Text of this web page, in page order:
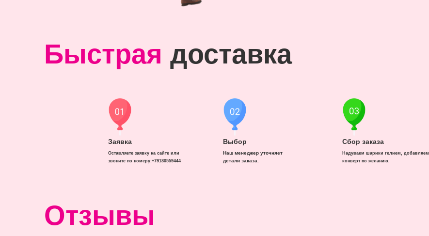
Быстрая доставка
Сбор заказа
Надуваем шарики гелием, добавляем
конверт по желанию.
Заявка
Оставляете заявку на сайте или
звоните по номеру:+79180559444
Выбор
Наш менеджер уточняет
детали заказа.
Отзывы